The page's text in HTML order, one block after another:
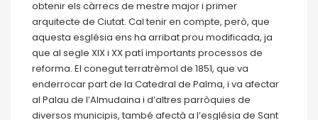
obtenir els càrrecs de mestre major i primer
arquitecte de Ciutat. Cal tenir en compte, però, que
aquesta església ens ha arribat prou modificada, ja
que al segle XIX i XX patí importants processos de
reforma. El conegut terratrèmol de 1851, que va
enderrocar part de la Catedral de Palma, i va afectar
al Palau de l’Almudaina i d’altres parròquies de
diversos municipis, també afectà a l’església de Sant